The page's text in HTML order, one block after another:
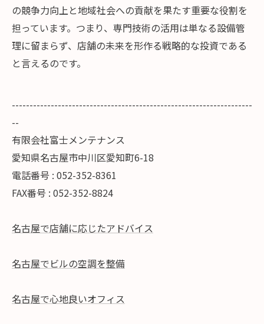
の競争力向上と地域社会への貢献を果たす重要な役割を
担っています。つまり、専門技術の活用は単なる設備管
理に留まらず、店舗の未来を形作る戦略的な投資である
と言えるのです。
--------------------------------------------------------------------
--
有限会社富士メンテナンス
愛知県名古屋市中川区愛知町6-18
電話番号 : 052-352-8361
FAX番号 : 052-352-8824
名古屋で店舗に応じたアドバイス
名古屋でビルの空調を整備
名古屋で心地良いオフィス